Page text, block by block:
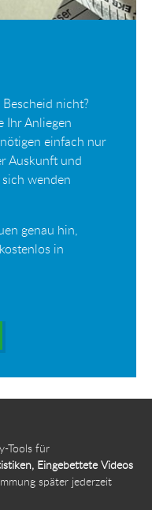
nicht?
Ihr Anliegen
einfach nur
Auskunft und
wenden
genau hin,
in
Tools für
Eingebettete Videos
später jederzeit